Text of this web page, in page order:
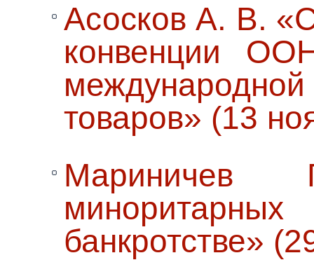
Асосков А. В.
конвенции
товаров» (13
банкротстве»